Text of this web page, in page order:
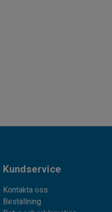
Kundservice
Kontakta oss
Beställning